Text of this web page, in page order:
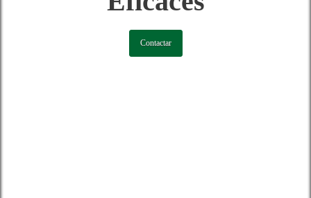
Contactar